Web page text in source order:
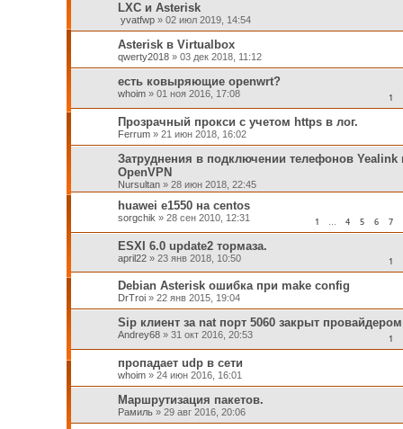
LXC и Asterisk
yvatfwp» 02 июл 2019, 14:54
Asterisk в Virtualbox
qwerty2018» 03 дек 2018, 11:12
есть ковыряющие openwrt?
whoim» 01 ноя 2016, 17:08 1
Прозрачный прокси с учетом https в лог.
Ferrum» 21 июн 2018, 16:02
Затруднения в подключении телефонов Yealink
OpenVPN
Nursultan» 28 июн 2018, 22:45
huawei e1550 на centos
sorgchik » 28 сен 2010, 12:31 1 … 4 5 6 7
ESXI 6.0 update2 тормаза.
april22» 23 янв 2018, 10:50 1
Debian Asterisk ошибка при make config
DrTroi» 22 янв 2015, 19:04
Sip клиент за nat порт 5060 закрыт провайдером
Andrey68» 31 окт 2016, 20:53 1
пропадает udp в сети
whoim» 24 июн 2016, 16:01
Маршрутизация пакетов.
Рамиль» 29 авг 2016, 20:06